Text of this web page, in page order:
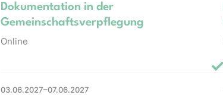
Dokumentation in der
Gemeinschaftsverpflegung
Online
03.06.2027–07.06.2027